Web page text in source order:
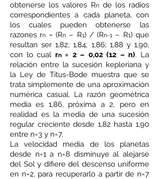
obtenerse los valores Rnde los radios
correspondientes a cada planeta, con
los cuales pueden obtenerse las
razones rn = (Rn– R1) / (Rn-1 – R1) que
resultan ser 1,82; 1,84; 1,86; 1,88 y 1,90,
con lo cual rn= 2 – 0,02 (12 – n). La
relación entre la sucesión kepleriana y
la Ley de Titus-Bode muestra que se
trata simplemente de una aproximación
numérica casual. La razón geométrica
media es 1,86, próxima a 2, pero en
realidad es la media de una sucesión
regular creciente desde 1,82 hasta 1,90
entre n=3 y n=7.
La velocidad media de los planetas
desde n=1 a n=8 disminuye al alejarse
del Sol y difiere del descenso uniforme
en n=2, para recuperarlo a partir de n=7